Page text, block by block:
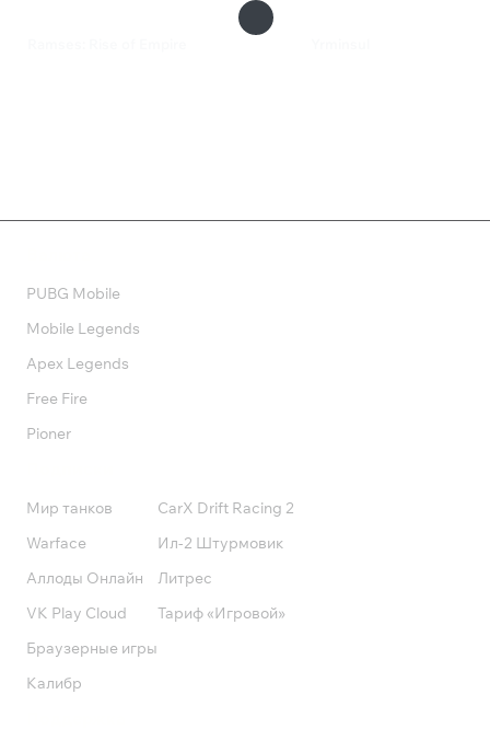
PUBG Mobile
Mobile Legends
Apex Legends
Free Fire
Pioner
Мир танков
Warface
Аллоды Онлайн
VK Play Cloud
Браузерные игры
Калибр
CarX Drift Racing 2
Ил-2 Штурмовик
Литрес
Тариф «Игровой»